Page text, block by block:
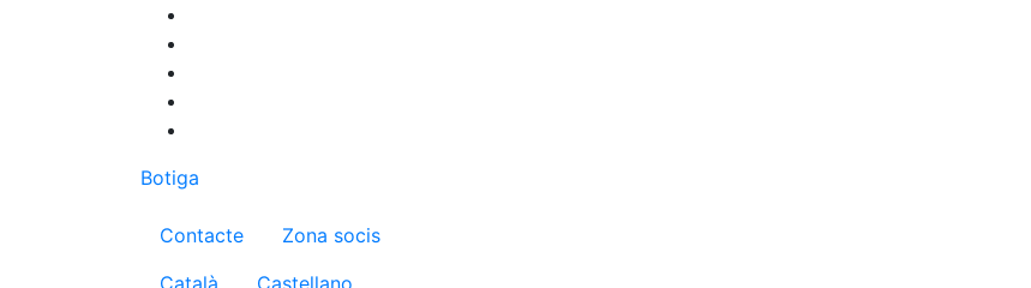
Botiga
Menú del compte d'usuari
Contacte
Zona socis
Català
Castellano